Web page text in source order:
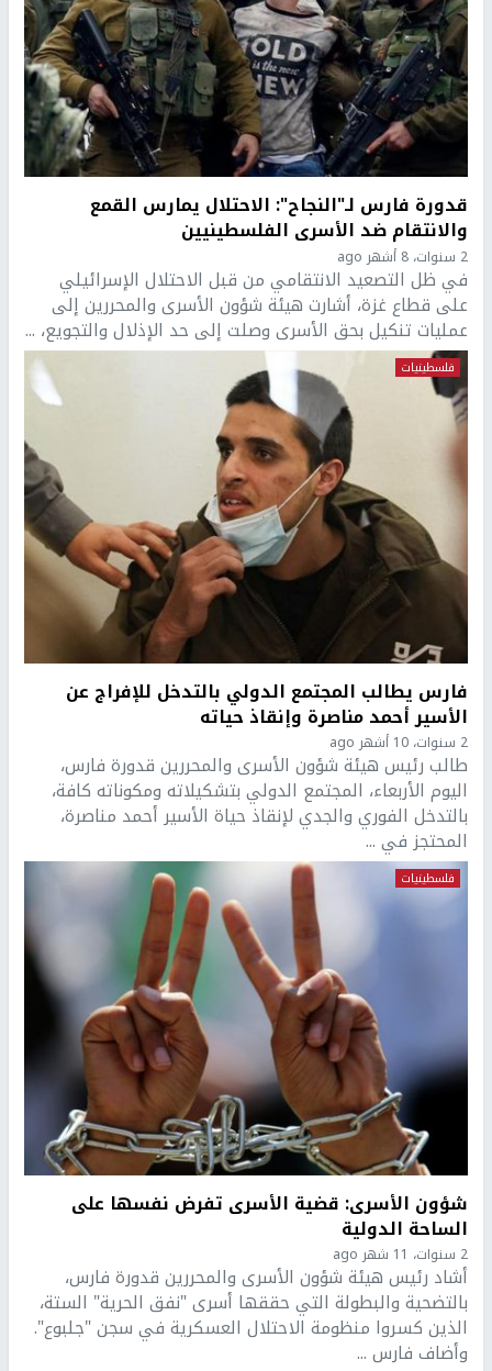
قدورة فارس لـ"النجاح": الاحتلال يمارس القمع
والانتقام ضد الأسرى الفلسطينيين
2 سنوات، 8 أشهر ago
في ظل التصعيد الانتقامي من قبل الاحتلال الإسرائيلي
على قطاع غزة، أشارت هيئة شؤون الأسرى والمحررين إلى
عمليات تنكيل بحق الأسرى وصلت إلى حد الإذلال والتجويع، ...
فلسطينيات
فارس يطالب المجتمع الدولي بالتدخل للإفراج عن
الأسير أحمد مناصرة وإنقاذ حياته
2 سنوات، 10 أشهر ago
طالب رئيس هيئة شؤون الأسرى والمحررين قدورة فارس،
اليوم الأربعاء، المجتمع الدولي بتشكيلاته ومكوناته كافة،
بالتدخل الفوري والجدي لإنقاذ حياة الأسير أحمد مناصرة،
المحتجز في ...
فلسطينيات
شؤون الأسرى: قضية الأسرى تفرض نفسها على
الساحة الدولية
2 سنوات، 11 شهر ago
أشاد رئيس هيئة شؤون الأسرى والمحررين قدورة فارس،
بالتضحية والبطولة التي حققها أسرى "نفق الحرية" الستة،
الذين كسروا منظومة الاحتلال العسكرية في سجن "جلبوع".
وأضاف فارس ...